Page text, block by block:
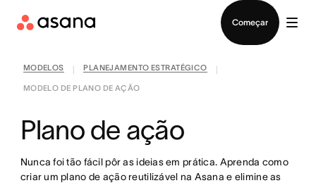
Começar
MODELOS PLANEJAMENTO ESTRATÉGICO
MODELO DE PLANO DE AÇÃO
Plano de ação
Nunca foi tão fácil pôr as ideias em prática. Aprenda como
criar um plano de ação reutilizável na Asana e elimine as